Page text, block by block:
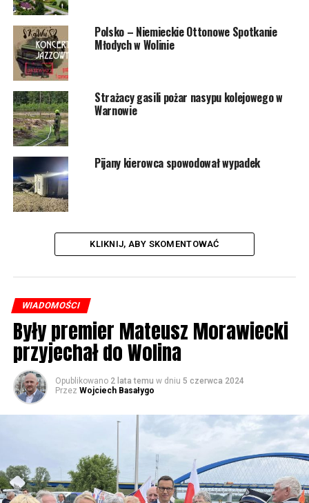
Polsko – Niemieckie Ottonowe Spotkanie
Młodych w Wolinie
Strażacy gasili pożar nasypu kolejowego w
Warnowie
Pijany kierowca spowodował wypadek
KLIKNIJ, ABY SKOMENTOWAĆ
WIADOMOŚCI
Były premier Mateusz Morawiecki
przyjechał do Wolina
Opublikowano 2 lata temu w dniu 5 czerwca 2024
Przez Wojciech Basałygo